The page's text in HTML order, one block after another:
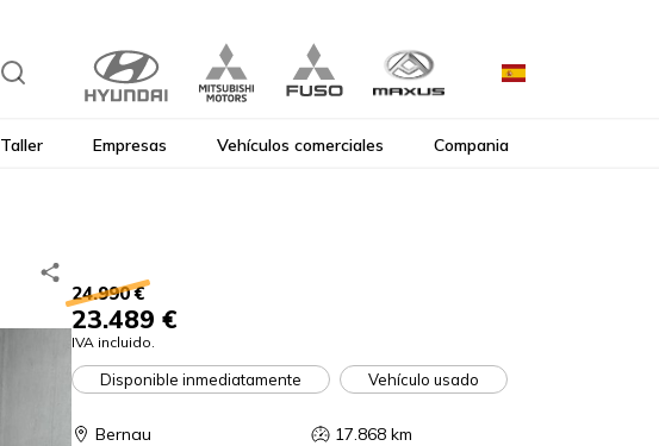
Taller Empresas Vehículos comerciales Compania
24.990 €
23.489 €
IVA incluido.
Disponible inmediatamente Vehículo usado
Bernau 17.868 km